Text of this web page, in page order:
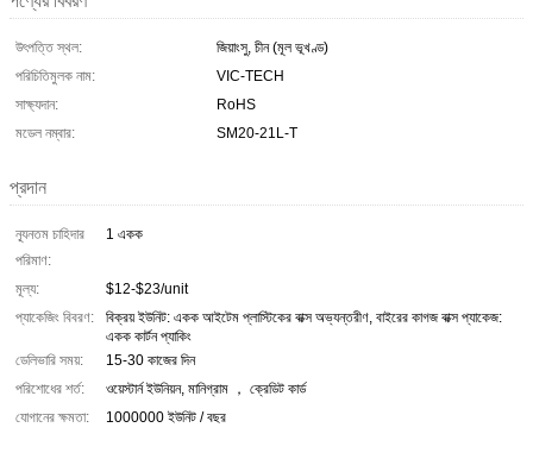
উৎপত্তি স্থল:
জিয়াংসু, চীন (মূল ভূখণ্ড)
পরিচিতিমুলক নাম:
VIC-TECH
সাক্ষ্যদান:
RoHS
মডেল নম্বার:
SM20-21L-T
প্রদান
ন্যূনতম চাহিদার
পরিমাণ:
1 একক
মূল্য:
$12-$23/unit
প্যাকেজিং বিবরণ:
বিক্রয় ইউনিট: একক আইটেম প্লাস্টিকের বাক্স অভ্যন্তরীণ, বাইরের কাগজ বাক্স প্যাকেজ:
একক কার্টন প্যাকিং
ডেলিভারি সময়:
15-30 কাজের দিন
পরিশোধের শর্ত:
ওয়েস্টার্ন ইউনিয়ন, মানিগ্রাম ， ক্রেডিট কার্ড
যোগানের ক্ষমতা:
1000000 ইউনিট / বছর